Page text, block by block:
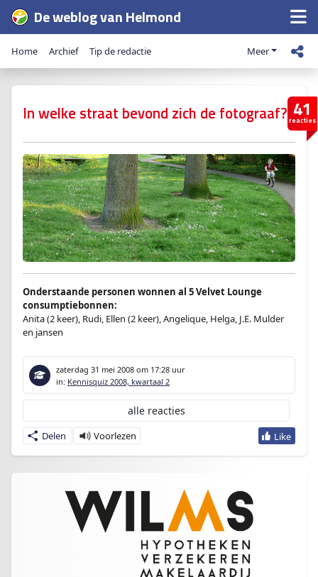
De weblog van Helmond
Home Archief Tip de redactie Meer
41
reacties
In welke straat bevond zich de fotograaf?
Onderstaande personen wonnen al 5 Velvet Lounge
consumptiebonnen:
Anita (2 keer), Rudi, Ellen (2 keer), Angelique, Helga, J.E. Mulder
en jansen
zaterdag 31 mei 2008 om 17:28 uur
in: Kennisquiz 2008, kwartaal 2
Delen
alle reacties